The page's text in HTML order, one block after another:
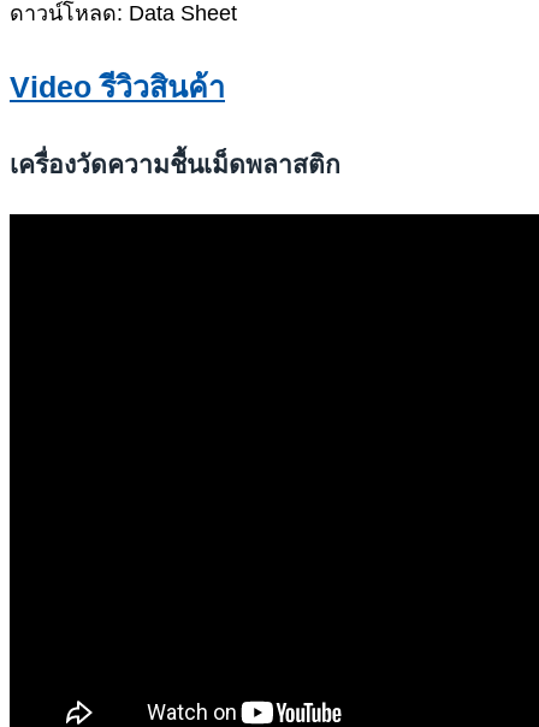
ดาวน์โหลด: Data Sheet
Video รีวิวสินค้า
เครื่องวัดความชื้นเม็ดพลาสติก